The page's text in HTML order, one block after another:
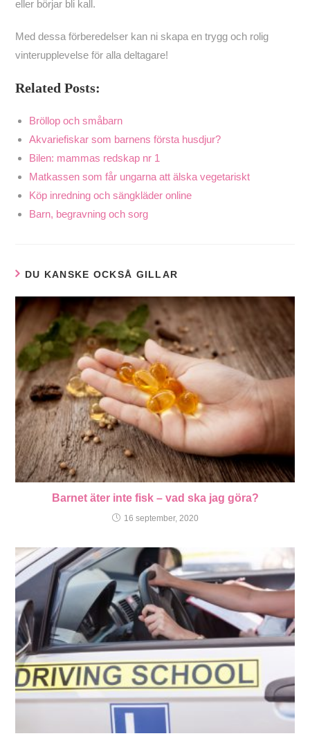
eller börjar bli kall.
Med dessa förberedelser kan ni skapa en trygg och rolig
vinterupplevelse för alla deltagare!
Related Posts:
Bröllop och småbarn
Akvariefiskar som barnens första husdjur?
Bilen: mammas redskap nr 1
Matkassen som får ungarna att älska vegetariskt
Köp inredning och sängkläder online
Barn, begravning och sorg
DU KANSKE OCKSÅ GILLAR
Barnet äter inte fisk – vad ska jag göra?
16 september, 2020